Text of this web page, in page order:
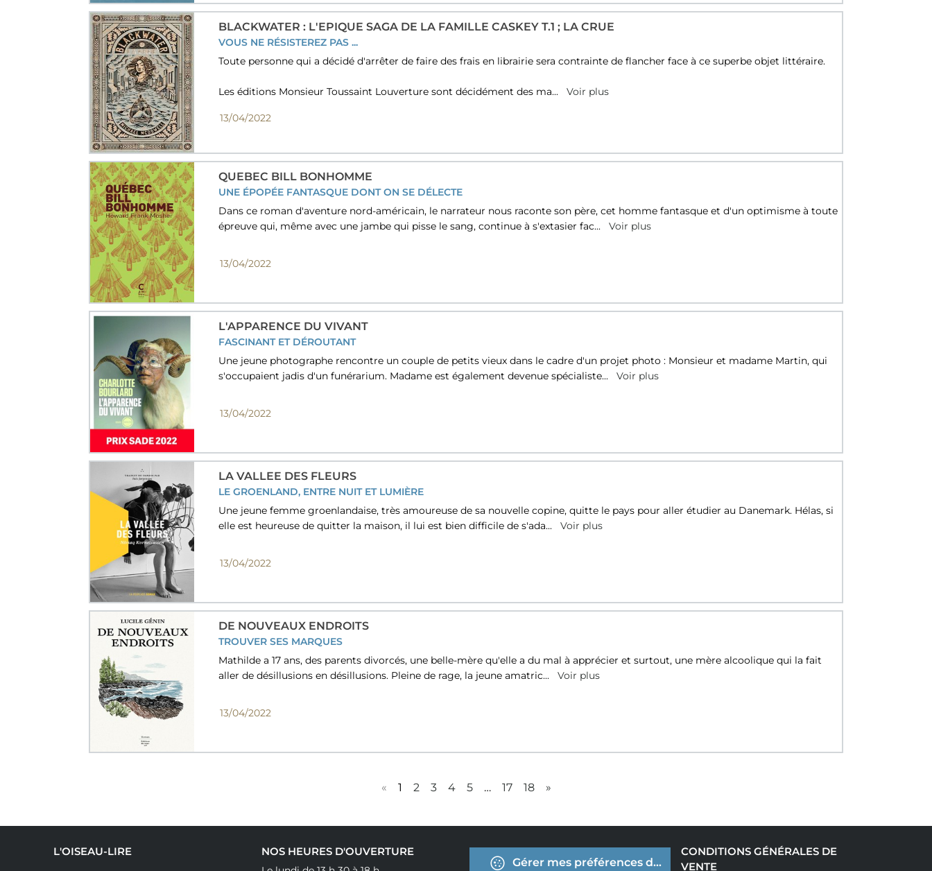
BLACKWATER : L'EPIQUE SAGA DE LA FAMILLE CASKEY T.1 ; LA CRUE
VOUS NE RÉSISTEREZ PAS ...
Toute personne qui a décidé d'arrêter de faire des frais en librairie sera contrainte de flancher face à ce superbe objet littéraire.
Les éditions Monsieur Toussaint Louverture sont décidément des ma... Voir plus
13/04/2022
QUEBEC BILL BONHOMME
UNE ÉPOPÉE FANTASQUE DONT ON SE DÉLECTE
Dans ce roman d'aventure nord-américain, le narrateur nous raconte son père, cet homme fantasque et d'un optimisme à toute
épreuve qui, même avec une jambe qui pisse le sang, continue à s'extasier fac...
Voir plus
13/04/2022
L'APPARENCE DU VIVANT
FASCINANT ET DÉROUTANT
Une jeune photographe rencontre un couple de petits vieux dans le cadre d'un projet photo : Monsieur et madame Martin, qui
s'occupaient jadis d'un funérarium. Madame est également devenue spécialiste...
Voir plus
13/04/2022
LA VALLEE DES FLEURS
LE GROENLAND, ENTRE NUIT ET LUMIÈRE
Une jeune femme groenlandaise, très amoureuse de sa nouvelle copine, quitte le pays pour aller étudier au Danemark. Hélas, si
elle est heureuse de quitter la maison, il lui est bien difficile de s'ada...
Voir plus
13/04/2022
DE NOUVEAUX ENDROITS
TROUVER SES MARQUES
Mathilde a 17 ans, des parents divorcés, une belle-mère qu'elle a du mal à apprécier et surtout, une mère alcoolique qui la fait
aller de désillusions en désillusions. Pleine de rage, la jeune amatric...
Voir plus
13/04/2022
« 1 2 3 4 5 … 17 18 »
L'OISEAU-LIRE NOS HEURES D'OUVERTURE
Gérer mes préférences de cookies
CONDITIONS GÉNÉRALES DE
VENTE